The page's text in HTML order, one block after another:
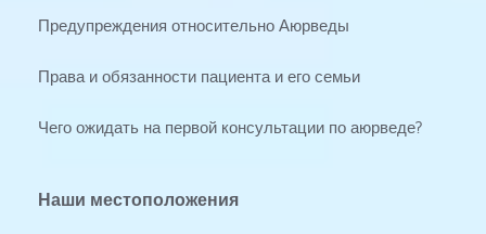
Предупреждения относительно Аюрведы
Права и обязанности пациента и его семьи
Чего ожидать на первой консультации по аюрведе?
Наши местоположения